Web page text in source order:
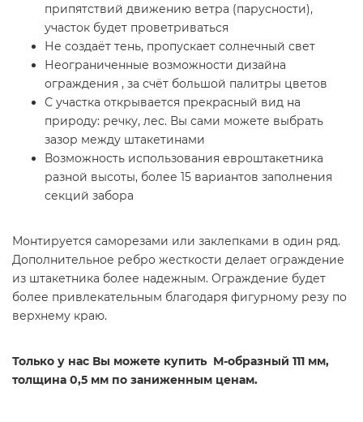
припятствий движению ветра (парусности),
участок будет проветриваться
Не создаёт тень, пропускает солнечный свет
Неограниченные возможности дизайна
ограждения , за счёт большой палитры цветов
С участка открывается прекрасный вид на
природу: речку, лес. Вы сами можете выбрать
зазор между штакетинами
Возможность использования евроштакетника
разной высоты, более 15 вариантов заполнения
секций забора
Монтируется саморезами или заклепками в один ряд.
Дополнительное ребро жесткости делает ограждение
из штакетника более надежным. Ограждение будет
более привлекательным благодаря фигурному резу по
верхнему краю.
Только у нас Вы можете купить М-образный 111 мм,
толщина 0,5 мм по заниженным ценам.